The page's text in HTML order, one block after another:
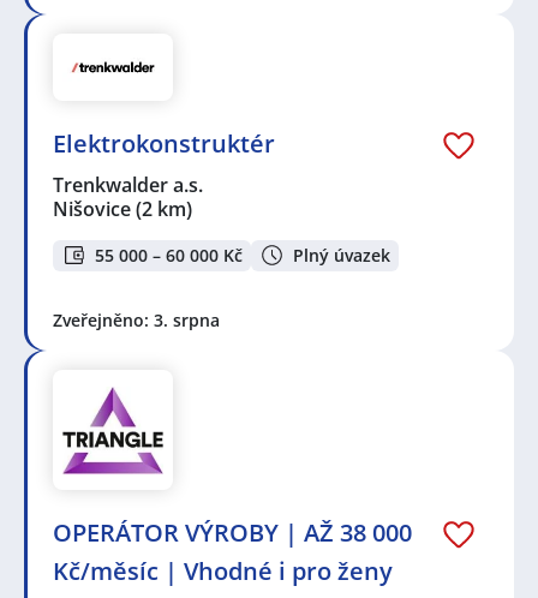
Elektrokonstruktér
Trenkwalder a.s.
Nišovice(2 km)
55 000 – 60 000 Kč Plný úvazek
Zveřejněno: 3. srpna
OPERÁTOR VÝROBY | AŽ 38 000
Kč/měsíc | Vhodné i pro ženy